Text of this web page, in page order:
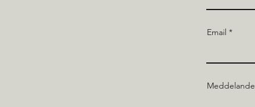
Email
Meddelande